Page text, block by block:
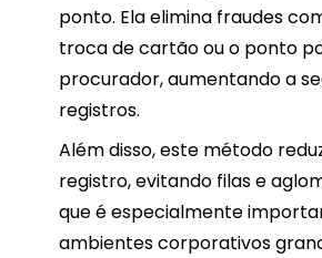
ponto. Ela elimina fraudes
troca de cartão ou o ponto
procurador, aumentando a
registros.
Além disso, este método
registro, evitando filas e
que é especialmente
ambientes corporativos